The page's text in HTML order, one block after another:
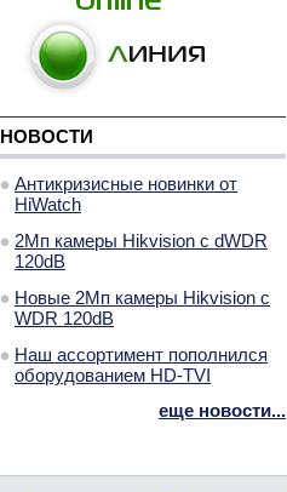
НОВОСТИ
Антикризисные новинки от
HiWatch
2Мп камеры Hikvision с dWDR
120dB
Новые 2Мп камеры Hikvision с
WDR 120dB
Наш ассортимент пополнился
оборудованием HD-TVI
еще новости...